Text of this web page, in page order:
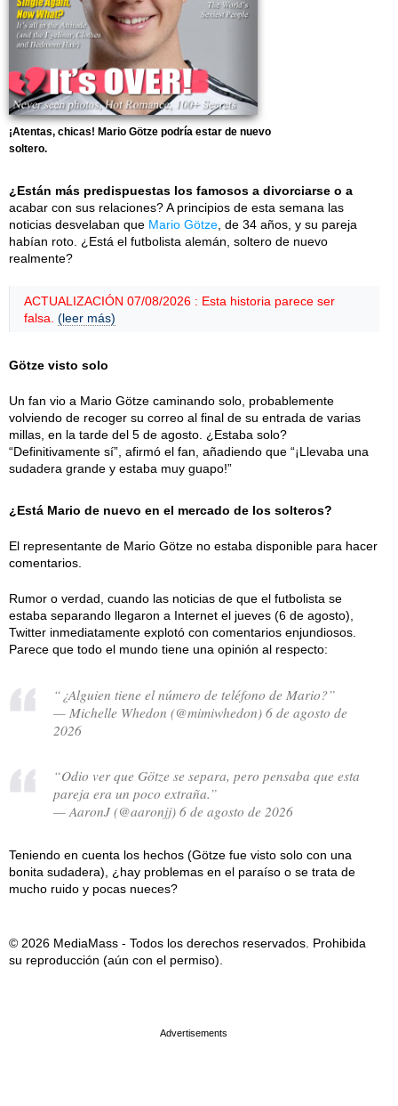
¡Atentas, chicas! Mario Götze podría estar de nuevo
soltero.
¿Están más predispuestas los famosos a divorciarse o a
acabar con sus relaciones? A principios de esta semana las
noticias desvelaban que Mario Götze , de 34 años, y su pareja
habían roto. ¿Está el futbolista alemán, soltero de nuevo
realmente?
ACTUALIZACIÓN 07/08/2026 : Esta historia parece ser
falsa. (leer más)
Götze visto solo
Un fan vio a Mario Götze caminando solo, probablemente
volviendo de recoger su correo al final de su entrada de varias
millas, en la tarde del 5 de agosto. ¿Estaba solo?
“Definitivamente sí”, afirmó el fan, añadiendo que “¡Llevaba una
sudadera grande y estaba muy guapo!”
¿Está Mario de nuevo en el mercado de los solteros?
El representante de Mario Götze no estaba disponible para hacer
comentarios.
Rumor o verdad, cuando las noticias de que el futbolista se
estaba separando llegaron a Internet el jueves (6 de agosto),
Twitter inmediatamente explotó con comentarios enjundiosos.
Parece que todo el mundo tiene una opinión al respecto:
“¿Alguien tiene el número de teléfono de Mario?”
— Michelle Whedon (@mimiwhedon) 6 de agosto de
2026
“Odio ver que Götze se separa, pero pensaba que esta
pareja era un poco extraña.”
— AaronJ (@aaronjj) 6 de agosto de 2026
Teniendo en cuenta los hechos (Götze fue visto solo con una
bonita sudadera), ¿hay problemas en el paraíso o se trata de
mucho ruido y pocas nueces?
© 2026 MediaMass - Todos los derechos reservados. Prohibida
su reproducción (aún con el permiso).